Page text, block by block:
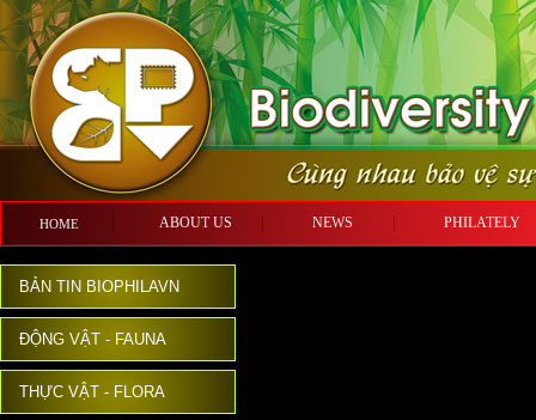
HOME ABOUT US NEWS
BẢN TIN BIOPHILAVN
ĐỘNG VẬT - FAUNA
THỰC VẬT - FLORA